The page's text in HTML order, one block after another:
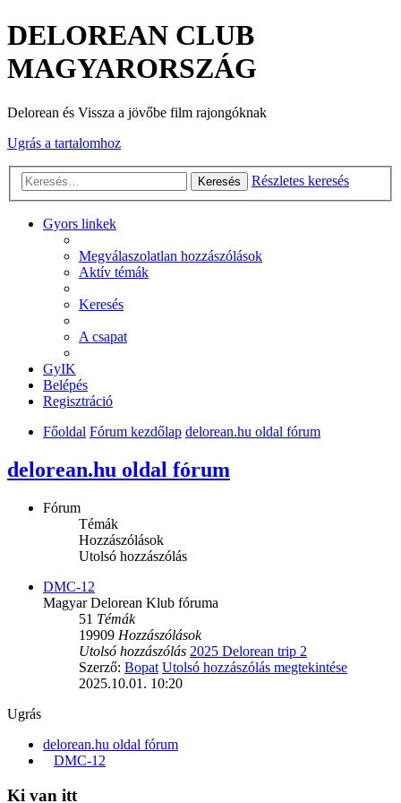
DELOREAN CLUB
MAGYARORSZÁG
Delorean és Vissza a jövőbe film rajongóknak
Ugrás a tartalomhoz
Keresés Részletes keresés
Gyors linkek
Megválaszolatlan hozzászólások
Aktív témák
Keresés
A csapat
GyIK
Belépés
Regisztráció
Főoldal Fórum kezdőlap delorean.hu oldal fórum
delorean.hu oldal fórum
Fórum
Témák
Hozzászólások
Utolsó hozzászólás
DMC-12
Magyar Delorean Klub fóruma
51 Témák
19909 Hozzászólások
Utolsó hozzászólás 2025 Delorean trip 2
Szerző: Bopat Utolsó hozzászólás megtekintése
2025.10.01. 10:20
Ugrás
delorean.hu oldal fórum
DMC-12
Ki van itt